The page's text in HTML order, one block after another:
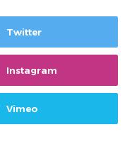
Twitter
Instagram
Vimeo